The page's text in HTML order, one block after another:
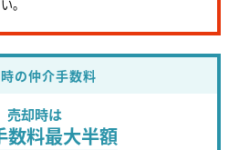
。
の仲介手数料
売却時は
数料最大半額